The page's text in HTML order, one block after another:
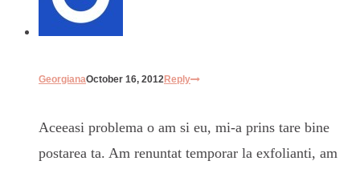
GeorgianaOctober 16, 2012Reply
Aceeasi problema o am si eu, mi-a prins tare bine
postarea ta. Am renuntat temporar la exfolianti, am